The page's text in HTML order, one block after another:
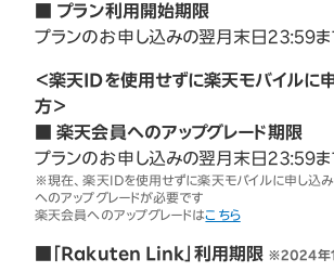
■ プラン利用開始期限
プランのお申し込みの翌月末日23:59ま
＜楽天IDを使用せずに楽天モバイルに
方＞
■ 楽天会員へのアップグレード期限
プランのお申し込みの翌月末日23:59ま
※現在、楽天IDを使用せずに楽天モバイルに申し込
へのアップグレードが必要です
楽天会員へのアップグレードはこちら
■「Rakuten Link」利用期限 ※2024年